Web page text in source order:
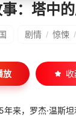
：塔中
剧情 / 惊悚 /
放
来，罗杰·温斯